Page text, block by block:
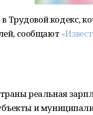
Трудовой кодекс,
сообщают
реальная
и